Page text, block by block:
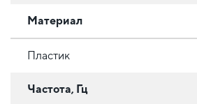
Материал
Пластик
Частота, Гц